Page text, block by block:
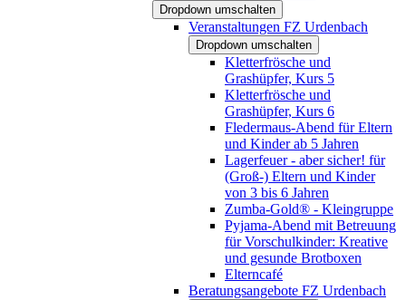
Dropdown umschalten
Veranstaltungen FZ Urdenbach
Dropdown umschalten
Kletterfrösche und
Grashüpfer, Kurs 5
Kletterfrösche und
Grashüpfer, Kurs 6
Fledermaus-Abend für Eltern
und Kinder ab 5 Jahren
Lagerfeuer - aber sicher! für
(Groß-) Eltern und Kinder
von 3 bis 6 Jahren
Zumba-Gold® - Kleingruppe
Pyjama-Abend mit Betreuung
für Vorschulkinder: Kreative
und gesunde Brotboxen
Elterncafé
Beratungsangebote FZ Urdenbach